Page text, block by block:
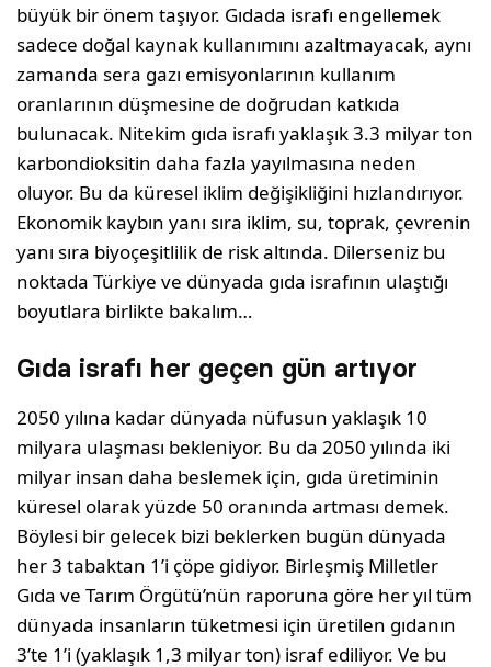
büyük bir önem taşıyor. Gıdada israfı engellemek
sadece doğal kaynak kullanımını azaltmayacak, aynı
zamanda sera gazı emisyonlarının kullanım
oranlarının düşmesine de doğrudan katkıda
bulunacak. Nitekim gıda israfı yaklaşık 3.3 milyar ton
karbondioksitin daha fazla yayılmasına neden
oluyor. Bu da küresel iklim değişikliğini hızlandırıyor.
Ekonomik kaybın yanı sıra iklim, su, toprak, çevrenin
yanı sıra biyoçeşitlilik de risk altında. Dilerseniz bu
noktada Türkiye ve dünyada gıda israfının ulaştığı
boyutlara birlikte bakalım…
Gıda israfı her geçen gün artıyor
2050 yılına kadar dünyada nüfusun yaklaşık 10
milyara ulaşması bekleniyor. Bu da 2050 yılında iki
milyar insan daha beslemek için, gıda üretiminin
küresel olarak yüzde 50 oranında artması demek.
Böylesi bir gelecek bizi beklerken bugün dünyada
her 3 tabaktan 1’i çöpe gidiyor. Birleşmiş Milletler
Gıda ve Tarım Örgütü’nün raporuna göre her yıl tüm
dünyada insanların tüketmesi için üretilen gıdanın
3’te 1’i (yaklaşık 1,3 milyar ton) israf ediliyor. Ve bu